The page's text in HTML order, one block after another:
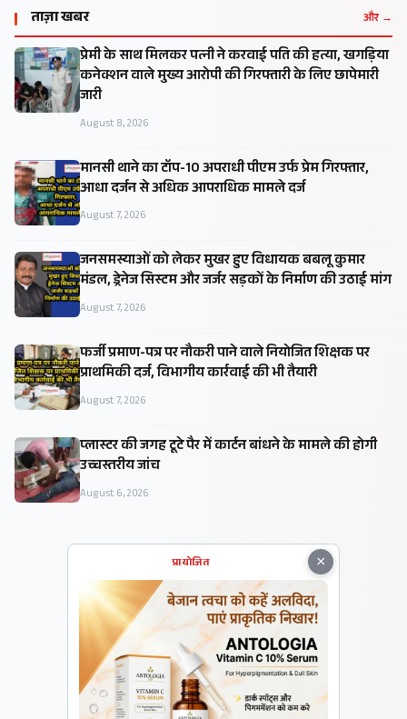
ताज़ा खबर और →
प्रेमी के साथ मिलकर पत्नी ने करवाई पति की हत्या, खगड़िया
कनेक्शन वाले मुख्य आरोपी की गिरफ्तारी के लिए छापेमारी
जारी
August 8, 2026
मानसी थाने का टॉप-10 अपराधी पीएम उर्फ प्रेम गिरफ्तार,
आधा दर्जन से अधिक आपराधिक मामले दर्ज
August 7, 2026
जनसमस्याओं को लेकर मुखर हुए विधायक बबलू कुमार
मंडल, ड्रेनेज सिस्टम और जर्जर सड़कों के निर्माण की उठाई मांग
August 7, 2026
फर्जी प्रमाण-पत्र पर नौकरी पाने वाले नियोजित शिक्षक पर
प्राथमिकी दर्ज, विभागीय कार्रवाई की भी तैयारी
August 7, 2026
प्लास्टर की जगह टूटे पैर में कार्टन बांधने के मामले की होगी
उच्चस्तरीय जांच
August 6, 2026
×
प्रायोजित